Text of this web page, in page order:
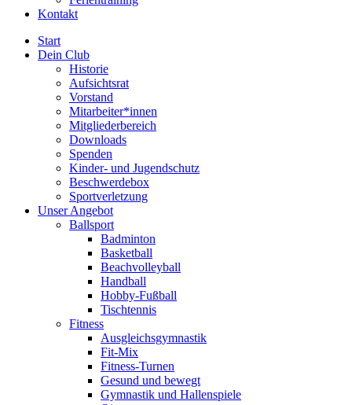
Kontakt
Start
Dein Club
Historie
Aufsichtsrat
Vorstand
Mitarbeiter*innen
Mitgliederbereich
Downloads
Spenden
Kinder- und Jugendschutz
Beschwerdebox
Sportverletzung
Unser Angebot
Ballsport
Badminton
Basketball
Beachvolleyball
Handball
Hobby-Fußball
Tischtennis
Fitness
Ausgleichsgymnastik
Fit-Mix
Fitness-Turnen
Gesund und bewegt
Gymnastik und Hallenspiele